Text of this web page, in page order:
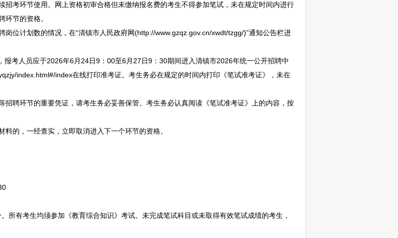
考环节使用。网上资格初审合格但未缴纳报名费的考生不得参加笔试，未在规定时间内进行
环节的资格。
岗位计划数的情况，在“清镇市人民政府网(http://www.gzqz.gov.cn/xwdt/tzgg/)”通知公告栏进
考人员应于2026年6月24日9：00至6月27日9：30期间进入清镇市2026年统一公开招聘中
index.html#/index在线打印准考证。考生务必在规定的时间内打印《笔试准考证》，未在
招聘环节的重要凭证，请考生务必妥善保管。考生务必认真阅读《笔试准考证》上的内容，按
的，一经查实，立即取消进入下一个环节的资格。
有考生均须参加《教育综合知识》考试。未完成笔试科目或未取得有效笔试成绩的考生，